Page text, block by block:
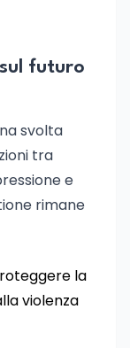
futuro
svolta
tra
e
rimane
la
violenza